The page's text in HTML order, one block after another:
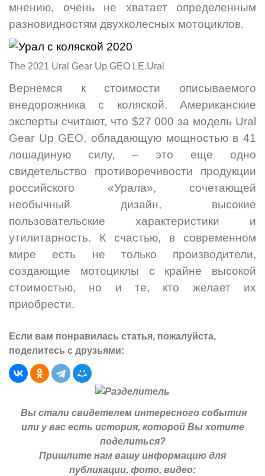
мнению, очень не хватает определенным
разновидностям двухколесных мотоциклов.
The 2021 Ural Gear Up GEO LE.Ural
Вернемся к стоимости описываемого
внедорожника с коляской. Американские
эксперты считают, что $27 000 за модель Ural
Gear Up GEO, обладающую мощностью в 41
лошадиную силу, – это еще одно
свидетельство противоречивости продукции
российского «Урала», сочетающей
необычный дизайн, высокие
пользовательские характеристики и
утилитарность. К счастью, в современном
мире есть не только производители,
создающие мотоциклы с крайне высокой
стоимостью, но и те, кто желает их
приобрести.
Если вам понравилась статья, пожалуйста,
поделитесь с друзьями:
Вы стали свидетелем интересного события
или у вас есть история, которой Вы хотите
поделиться?
Пришлите нам вашу информацию для
публикации, фото, видео: